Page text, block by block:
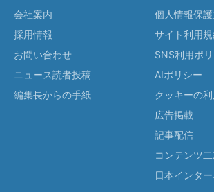
会社案内
採用情報
お問い合わせ
ニュース読者投稿
編集長からの手紙
個人情報保
サイト利用規
SNS利用ポ
AIポリシー
クッキーの
広告掲載
記事配信
コンテンツ
日本インタ